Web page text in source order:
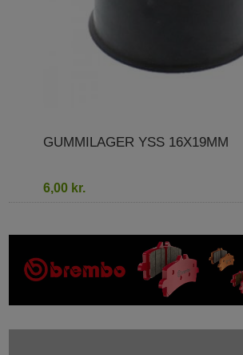
GUMMILAGER YSS 16X19MM
6,00 kr.